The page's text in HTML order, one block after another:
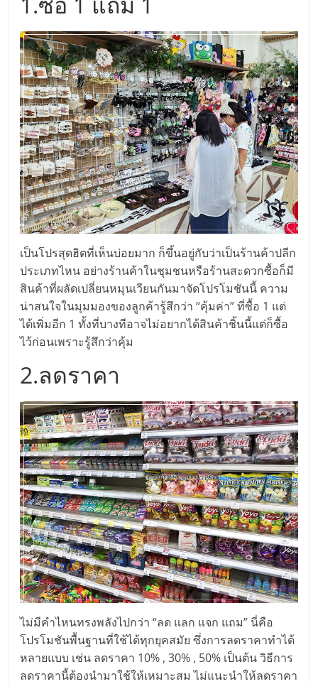
ไชส์,
ที่
ปรึกษา
แฟ
รน
ไชส์,
รวม
แฟ
รน
ไชส์
ขาย
แฟ
รน
ไชส์
แฟ
รน
ไชส์
เป็นโปรสุดฮิตที่เห็นบ่อยมาก ก็ขึ้นอยู่กับว่าเป็นร้านค้าปลีก
ประเภทไหน อย่างร้านค้าในชุมชนหรือร้านสะดวกซื้อก็มี
สินค้าที่ผลัดเปลี่ยนหมุนเวียนกันมาจัดโปรโมชันนี้ ความ
น่าสนใจในมุมมองของลูกค้ารู้สึกว่า “คุ้มค่า” ที่ซื้อ 1 แต่
ได้เพิ่มอีก 1 ทั้งที่บางทีอาจไม่อยากได้สินค้าชิ้นนี้แต่ก็ซื้อ
ไว้ก่อนเพราะรู้สึกว่าคุ้ม
2.ลดราคา
ไม่มีคำไหนทรงพลังไปกว่า “ลด แลก แจก แถม” นี่คือ
โปรโมชันพื้นฐานที่ใช้ได้ทุกยุคสมัย ซึ่งการลดราคาทำได้
หลายแบบ เช่น ลดราคา 10% , 30% , 50% เป็นต้น วิธีการ
ลดราคานี้ต้องนำมาใช้ให้เหมาะสม ไม่แนะนำให้ลดราคา